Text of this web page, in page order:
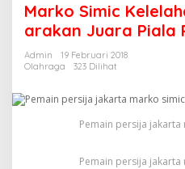
Usai
Arak
Presiden
Marko Simic
arakan Juara Piala
Admin
19 Februari 2018
Olahraga
323 Dilihat
Pemain persija
Pemain persija